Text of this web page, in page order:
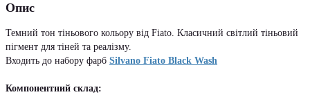
Опис
Темний тон тіньового кольору від Fiato. Класичний світлий тіньовий
пігмент для тіней та реалізму.
Входить до набору фарб Silvano Fiato Black Wash
Компонентний склад: